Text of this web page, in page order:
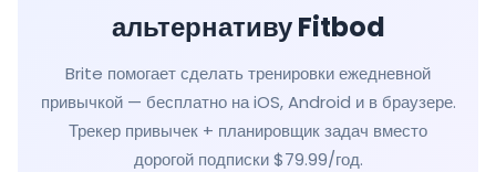
альтернативу Fitbod
Brite помогает сделать тренировки ежедневной
привычкой — бесплатно на iOS, Android и в браузере.
Трекер привычек + планировщик задач вместо
дорогой подписки $79.99/год.